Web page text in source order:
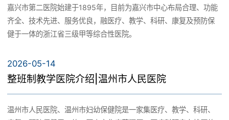
专业介绍
办学宗旨
教学研究
教学基地
科学研究
科研动态
科研成果
学生工作
嘉兴市第二医院始建于1895年，目前为嘉兴市中心布局合理、功能
齐全、技术先进、服务优良，融医疗、教学、科研、康复及预防保
健于一体的浙江省三级甲等综合性医院。
2026-05-14
整班制教学医院介绍|温州市人民医院
温州市人民医院、温州市妇幼保健院是一家集医疗、教学、科研、